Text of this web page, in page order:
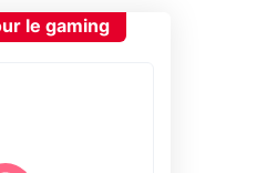
le gaming